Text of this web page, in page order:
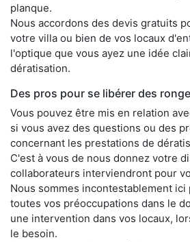
planque.
Nous accordons des devis gratuits
votre villa ou bien de vos locaux
l'optique que vous ayez une idée
dératisation.
Des pros pour se libérer des
Vous pouvez être mis en relation
si vous avez des questions ou des
concernant les prestations de
C'est à vous de nous donnez votre
collaborateurs interviendront pour
Nous sommes incontestablement
toutes vos préoccupations dans le
une intervention dans vos locaux,
le besoin.